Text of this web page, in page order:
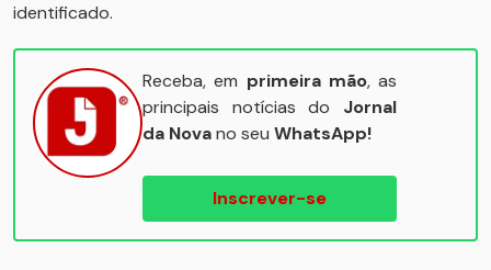
identificado.
Receba, em primeira mão, as
principais notícias do Jornal
da Novano seu WhatsApp!
Inscrever-se